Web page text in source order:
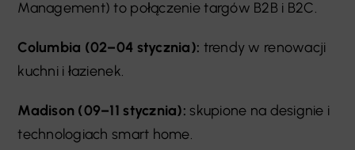
Management) to połączenie targów B2B i B2C.
Columbia (02–04 stycznia): trendy w renowacji
kuchni i łazienek.
Madison (09–11 stycznia): skupione na designie i
technologiach smart home.